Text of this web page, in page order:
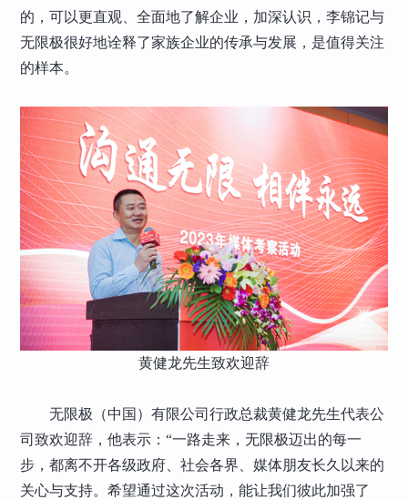
的，可以更直观、全面地了解企业，加深认识，李锦记与
无限极很好地诠释了家族企业的传承与发展，是值得关注
的样本。
黄健龙先生致欢迎辞
无限极（中国）有限公司行政总裁黄健龙先生代表公
司致欢迎辞，他表示：“一路走来，无限极迈出的每一
步，都离不开各级政府、社会各界、媒体朋友长久以来的
关心与支持。希望通过这次活动，能让我们彼此加强了